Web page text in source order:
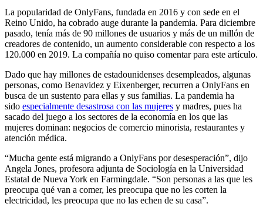
La popularidad de OnlyFans, fundada en 2016 y con sede en el
Reino Unido, ha cobrado auge durante la pandemia. Para diciembre
pasado, tenía más de 90 millones de usuarios y más de un millón de
creadores de contenido, un aumento considerable con respecto a los
120.000 en 2019. La compañía no quiso comentar para este artículo.
Dado que hay millones de estadounidenses desempleados, algunas
personas, como Benavidez y Eixenberger, recurren a OnlyFans en
busca de un sustento para ellas y sus familias. La pandemia ha
sido especialmente desastrosa con las mujeres y madres, pues ha
sacado del juego a los sectores de la economía en los que las
mujeres dominan: negocios de comercio minorista, restaurantes y
atención médica.
“Mucha gente está migrando a OnlyFans por desesperación”, dijo
Angela Jones, profesora adjunta de Sociología en la Universidad
Estatal de Nueva York en Farmingdale. “Son personas a las que les
preocupa qué van a comer, les preocupa que no les corten la
electricidad, les preocupa que no las echen de su casa”.